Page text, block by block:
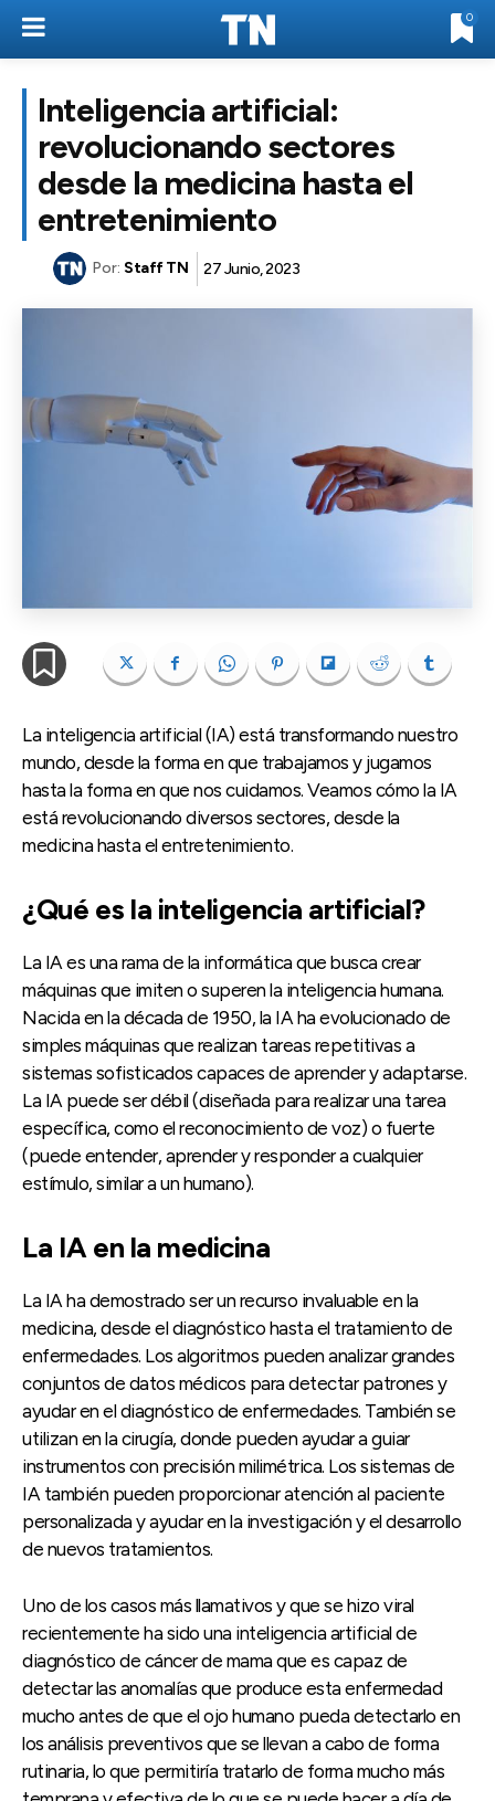
0
Inteligencia artificial:
revolucionando sectores
desde la medicina hasta el
entretenimiento
Por: Staff TN 27 Junio, 2023
La inteligencia artificial (IA) está transformando nuestro
mundo, desde la forma en que trabajamos y jugamos
hasta la forma en que nos cuidamos. Veamos cómo la IA
está revolucionando diversos sectores, desde la
medicina hasta el entretenimiento.
¿Qué es la inteligencia artificial?
La IA es una rama de la informática que busca crear
máquinas que imiten o superen la inteligencia humana.
Nacida en la década de 1950, la IA ha evolucionado de
simples máquinas que realizan tareas repetitivas a
sistemas sofisticados capaces de aprender y adaptarse.
La IA puede ser débil (diseñada para realizar una tarea
específica, como el reconocimiento de voz) o fuerte
(puede entender, aprender y responder a cualquier
estímulo, similar a un humano).
La IA en la medicina
La IA ha demostrado ser un recurso invaluable en la
medicina, desde el diagnóstico hasta el tratamiento de
enfermedades. Los algoritmos pueden analizar grandes
conjuntos de datos médicos para detectar patrones y
ayudar en el diagnóstico de enfermedades. También se
utilizan en la cirugía, donde pueden ayudar a guiar
instrumentos con precisión milimétrica. Los sistemas de
IA también pueden proporcionar atención al paciente
personalizada y ayudar en la investigación y el desarrollo
de nuevos tratamientos.
Uno de los casos más llamativos y que se hizo viral
recientemente ha sido una inteligencia artificial de
diagnóstico de cáncer de mama que es capaz de
detectar las anomalías que produce esta enfermedad
mucho antes de que el ojo humano pueda detectarlo en
los análisis preventivos que se llevan a cabo de forma
rutinaria, lo que permitiría tratarlo de forma mucho más